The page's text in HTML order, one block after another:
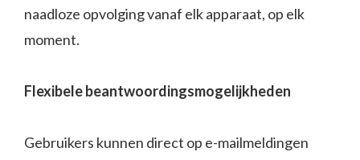
naadloze opvolging vanaf elk apparaat, op elk
moment.
Flexibele beantwoordingsmogelijkheden
Gebruikers kunnen direct op e-mailmeldingen